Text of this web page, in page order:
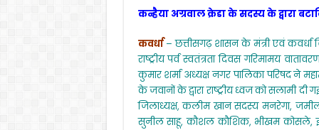
c
e
b
o
o
itt
er
a
ts
A
p
p
e
gr
a
m
ar
e
कन्हैया अग्रवाल क्रेडा के सदस्य के द्वारा
कवर्धा– छत्तीसगढ़ शासन के मंत्री एवं कवर्धा
राष्ट्रीय पर्व स्वतंत्रता दिवस गरिमामय
कुमार शर्मा अध्यक्ष नगर पालिका परिषद ने
के जवानों के द्वारा राष्ट्रीय ध्वज को सलामी
जिलाध्यक्ष, कलीम खान सदस्य मनरेगा, जमील
सुनील साहू, कौशल कौशिक, भीखम कोसले,